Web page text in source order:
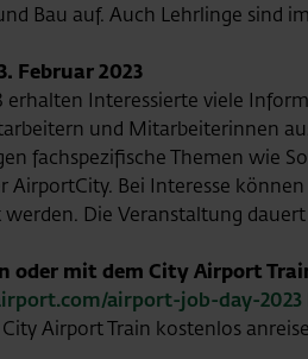
Bau auf. Auch Lehrlinge sind
Februar 2023
erhalten Interessierte viele
und Mitarbeiterinnen
fachspezifische Themen wie
Bei Interesse
Die Veranstaltung
oder mit dem City Airport
airport-job-day-2023
Airport Train kostenlos